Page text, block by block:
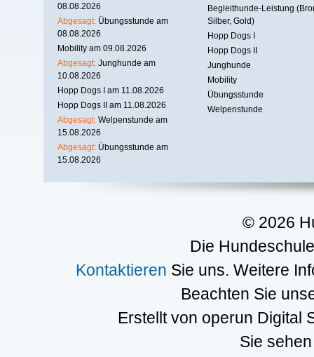
08.08.2026
Abgesagt: Übungsstunde am
08.08.2026
Mobility am 09.08.2026
Abgesagt: Junghunde am
10.08.2026
Hopp Dogs I am 11.08.2026
Hopp Dogs II am 11.08.2026
Abgesagt: Welpenstunde am
15.08.2026
Abgesagt: Übungsstunde am
15.08.2026
Begleithunde-Leistung
Silber, Gold)
Hopp Dogs I
Hopp Dogs II
Junghunde
Mobility
Übungsstunde
Welpenstunde
© 2026
Die
Kontaktieren Sie uns. Weitere
Beachten Sie
Erstellt von operun Digital
Sie